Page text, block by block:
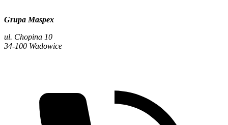
Grupa Maspex
ul. Chopina 10
34-100 Wadowice